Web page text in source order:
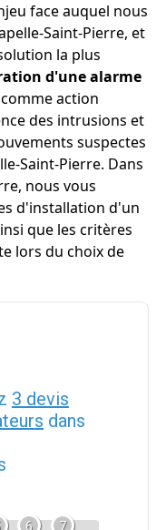
face auquel nous
Saint-Pierre, et
la plus
d'une alarme
action
des intrusions et
suspectes
Saint-Pierre. Dans
nous vous
d'installation d'un
que les critères
lors du choix de
3 devis
dans
6 7